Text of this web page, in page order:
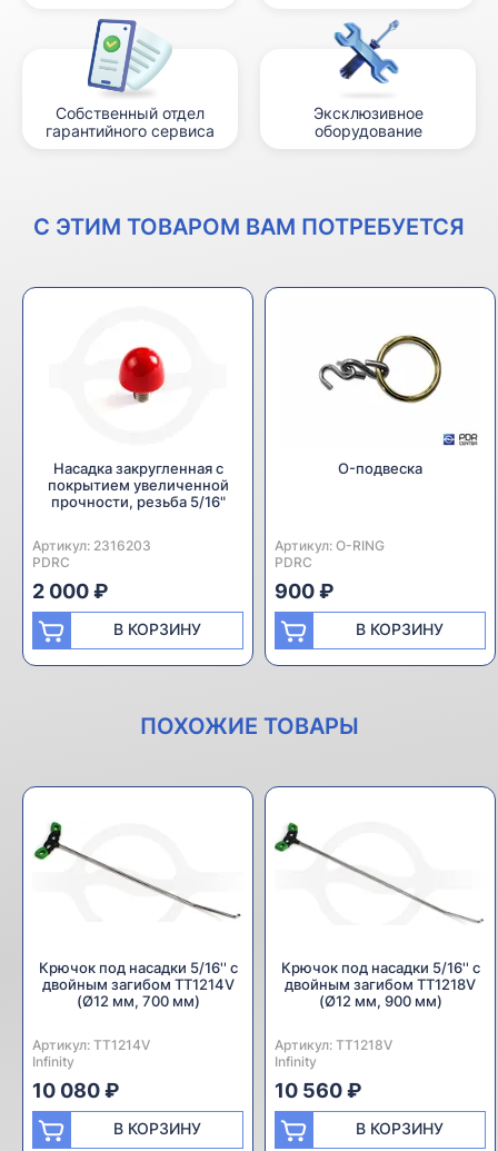
Собственный отдел
гарантийного сервиса
Эксклюзивное
оборудование
С ЭТИМ ТОВАРОМ ВАМ ПОТРЕБУЕТСЯ
Насадка закругленная с
покрытием увеличенной
прочности, резьба 5/16"
Артикул: 2316203
Производитель:
PDRC
2 000 ₽
В КОРЗИНУ
O-подвеска
Артикул: O-RING
Производитель:
PDRC
900 ₽
В КОРЗИНУ
ПОХОЖИЕ ТОВАРЫ
Крючок под насадки 5/16'' с
двойным загибом TT1214V
(Ø12 мм, 700 мм)
Артикул: TT1214V
Производитель:
Infinity
10 080 ₽
В КОРЗИНУ
Крючок под насадки 5/16'' с
двойным загибом TT1218V
(Ø12 мм, 900 мм)
Артикул: TT1218V
Производитель:
Infinity
10 560 ₽
В КОРЗИНУ